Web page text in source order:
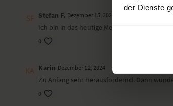
der Dienste
Stefan F. Dezember 15, 2024
Ich bin in das heutige Meeting/Thema nicht
0
Karin Dezember 12, 2024
Zu Anfang sehr herausfordernd. Dann
0